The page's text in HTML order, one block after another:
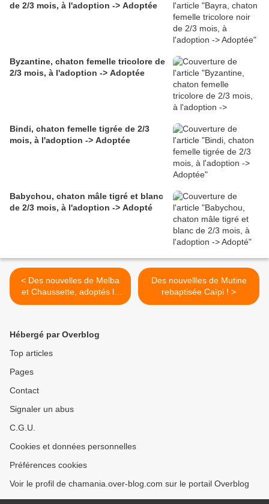
de 2/3 mois, à l'adoption -> Adoptée
Byzantine, chaton femelle tricolore de
2/3 mois, à l'adoption -> Adoptée
Bindi, chaton femelle tigrée de 2/3
mois, à l'adoption -> Adoptée
Babychou, chaton mâle tigré et blanc
de 2/3 mois, à l'adoption -> Adopté
< Des nouvelles de Melba
et Chaussette, adoptés le
19 novembre 2016 !
Des nouvellles de Mutine
rebaptisée Caïpi ! >
Hébergé par Overblog
Top articles
Pages
Contact
Signaler un abus
C.G.U.
Cookies et données personnelles
Préférences cookies
Voir le profil de chamania.over-blog.com sur le portail Overblog